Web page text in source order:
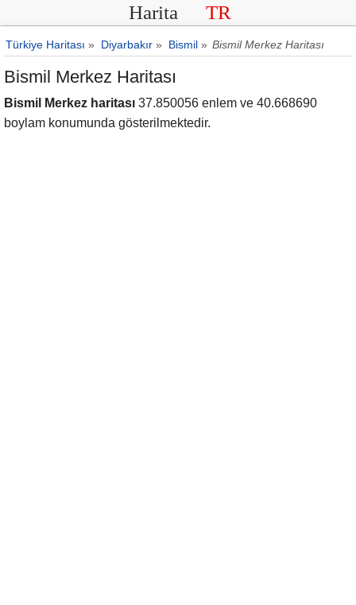
Harita TR
Türkiye Haritası » Diyarbakır » Bismil » Bismil Merkez Haritası
Bismil Merkez Haritası
Bismil Merkez haritası 37.850056 enlem ve 40.668690
boylam konumunda gösterilmektedir.